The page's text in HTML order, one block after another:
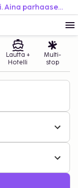
Varaa helposti. Matkusta joustavasti. Aina parhaaseen hintaan.
Lautta +
Hotelli
Multi-
stop